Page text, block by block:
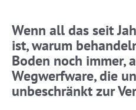
Wenn all das seit
ist, warum
Boden noch immer,
Wegwerfware, die
unbeschränkt zur